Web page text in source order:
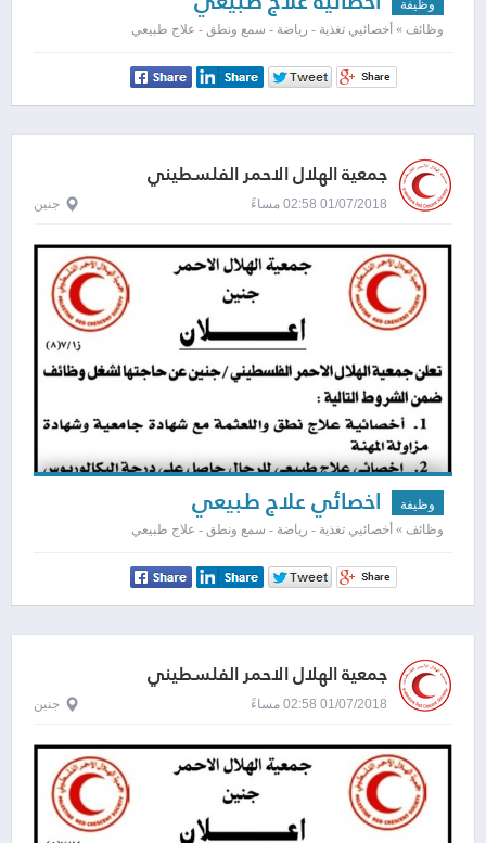
وظائف » أخصائيي تغذية - رياضة - سمع ونطق - علاج طبيعي
جمعية الهلال الاحمر الفلسطيني
01/07/2018 02:58 مساءً جنين
وظيفة اخصائي علاج طبيعي
وظائف » أخصائيي تغذية - رياضة - سمع ونطق - علاج طبيعي
جمعية الهلال الاحمر الفلسطيني
01/07/2018 02:58 مساءً جنين